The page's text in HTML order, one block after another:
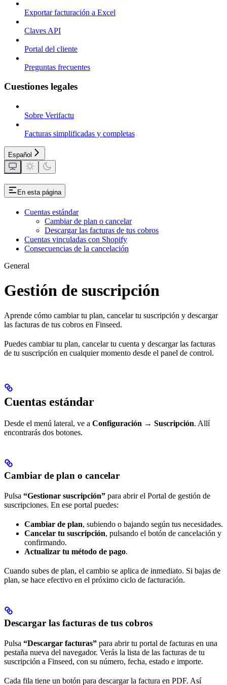
Exportar facturación a Excel
Claves API
Portal del cliente
Preguntas frecuentes
Cuestiones legales
Sobre Verifactu
Facturas simplificadas y completas
Español
En esta página
Cuentas estándar
Cambiar de plan o cancelar
Descargar las facturas de tus cobros
Cuentas vinculadas con Shopify
Consecuencias de la cancelación
General
Gestión de suscripción
Aprende cómo cambiar tu plan, cancelar tu suscripción y descargar
las facturas de tus cobros en Finseed.
Puedes cambiar tu plan, cancelar tu cuenta y descargar las facturas
de tu suscripción en cualquier momento desde el panel de control.
Cuentas estándar
Desde el menú lateral, ve a Configuración → Suscripción. Allí
encontrarás dos botones.
Cambiar de plan o cancelar
Pulsa “Gestionar suscripción” para abrir el Portal de gestión de
suscripciones. En ese portal puedes:
Cambiar de plan, subiendo o bajando según tus necesidades.
Cancelar tu suscripción, pulsando el botón de cancelación y
confirmando.
Actualizar tu método de pago.
Cuando subes de plan, el cambio se aplica de inmediato. Si bajas de
plan, se hace efectivo en el próximo ciclo de facturación.
Descargar las facturas de tus cobros
Pulsa “Descargar facturas” para abrir tu portal de facturas en una
pestaña nueva del navegador. Verás la lista de las facturas de tu
suscripción a Finseed, con su número, fecha, estado e importe.
Cada fila tiene un botón para descargar la factura en PDF. Así